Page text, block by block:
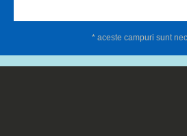
* aceste campuri sunt